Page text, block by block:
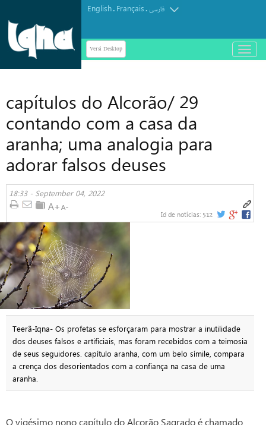
English. Français.فارسی
Versi Desktop
باز
و
capítulos do Alcorão/ 29
contando com a casa da
aranha; uma analogia para
adorar falsos deuses
18:33 - September 04, 2022
Id de notícias: 512
Teerã-Iqna- Os profetas se esforçaram para mostrar a inutilidade
dos deuses falsos e artificiais, mas foram recebidos com a teimosia
de seus seguidores. capítulo aranha, com um belo símile, compara
a crença dos desorientados com a confiança na casa de uma
aranha.
O vigésimo nono capítulo do Alcorão Sagrado é chamado